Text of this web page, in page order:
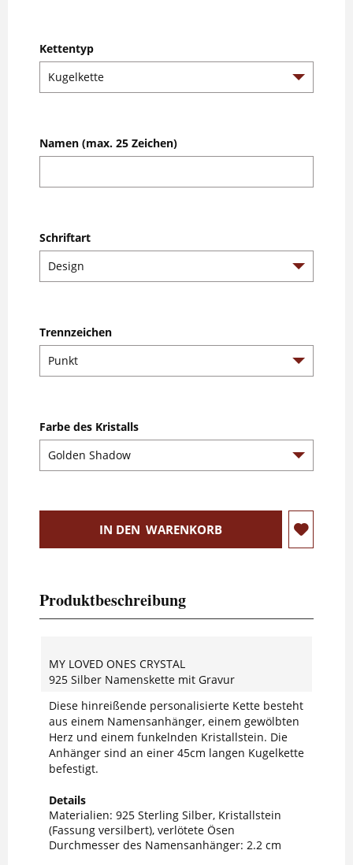
Kettentyp
Namen (max. 25 Zeichen)
Schriftart
Trennzeichen
Farbe des Kristalls
IN DEN WARENKORB
Produktbeschreibung
MY LOVED ONES CRYSTAL
925 Silber Namenskette mit Gravur
Diese hinreißende personalisierte Kette besteht
aus einem Namensanhänger, einem gewölbten
Herz und einem funkelnden Kristallstein. Die
Anhänger sind an einer 45cm langen Kugelkette
befestigt.
Details
Materialien: 925 Sterling Silber, Kristallstein
(Fassung versilbert), verlötete Ösen
Durchmesser des Namensanhänger: 2.2 cm